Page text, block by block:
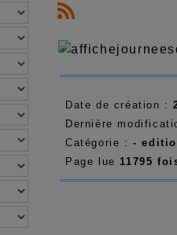
Date de création :
Dernière
Catégorie :-
Page lue 11795